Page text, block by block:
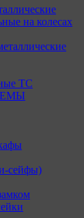
на колесах
ТС
сейфы)